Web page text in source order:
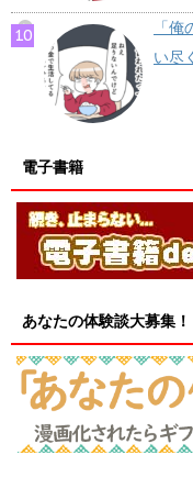
「
い尽
電子書籍
あなたの体験談大募集！